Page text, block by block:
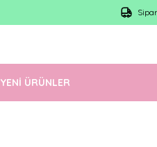
YENİ ÜRÜNLER